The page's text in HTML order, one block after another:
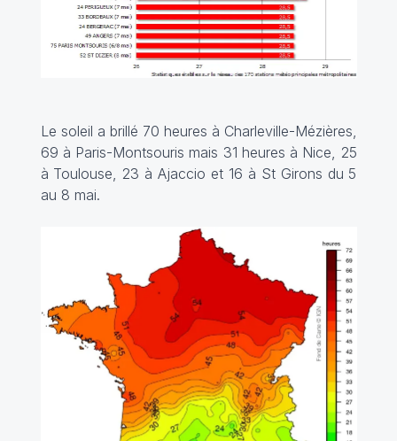
Le soleil a brillé 70 heures à Charleville-Mézières,
69 à Paris-Montsouris mais 31 heures à Nice, 25
à Toulouse, 23 à Ajaccio et 16 à St Girons du 5
au 8 mai.